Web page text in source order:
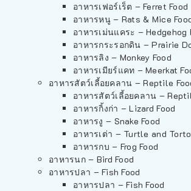
อาหารเฟอร์เร็ต – Ferret Food
อาหารหนู – Rats & Mice
อาหารเม่นแคระ – Hedgehog
อาหารกระรอกดิน – Prairie
อาหารลิง – Monkey Food
อาหารเมียร์แคท – Meerkat
อาหารสัตว์เลี้อยคลาน – Reptile
อาหารสัตว์เลี้อยคลาน –
อาหารกิ้งก่า – Lizard Food
อาหารงู – Snake Food
อาหารเต่า – Turtle and
อาหารกบ – Frog Food
อาหารนก – Bird Food
อาหารปลา – Fish Food
อาหารปลา – Fish Food